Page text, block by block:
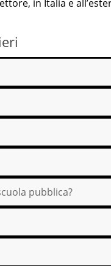
in Italia e
pubblica?